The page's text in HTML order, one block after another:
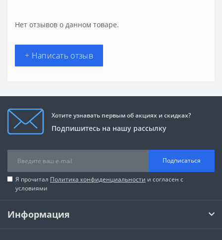
Нет отзывов о данном товаре.
+ Написать отзыв
Хотите узнавать первым об акциях и скидках?
Подпишитесь на нашу рассылку
Подписаться
Я прочитал Политика конфиденциальности и согласен с
условиями
Информация